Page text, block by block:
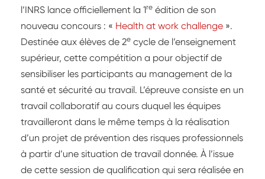
l’INRS lance officiellement la 1re édition de son
nouveau concours : « Health at work challenge ».
Destinée aux élèves de 2e cycle de l’enseignement
supérieur, cette compétition a pour objectif de
sensibiliser les participants au management de la
santé et sécurité au travail. L’épreuve consiste en un
travail collaboratif au cours duquel les équipes
travailleront dans le même temps à la réalisation
d’un projet de prévention des risques professionnels
à partir d’une situation de travail donnée. À l’issue
de cette session de qualification qui sera réalisée en